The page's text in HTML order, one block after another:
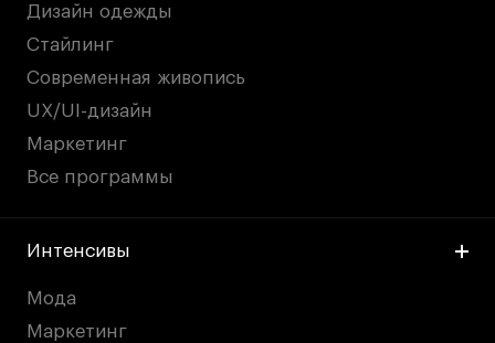
Дизайн одежды
Стайлинг
Современная живопись
UX/UI-дизайн
Маркетинг
Все программы
Интенсивы
Мода
Маркетинг